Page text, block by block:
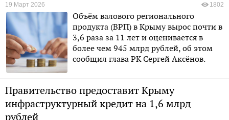
19 Март 2026 1802
Объём валового регионального
продукта (ВРП) в Крыму вырос почти в
3,6 раза за 11 лет и оценивается в
более чем 945 млрд рублей, об этом
сообщил глава РК Сергей Аксёнов.
Правительство предоставит Крыму
инфраструктурный кредит на 1,6 млрд
рублей